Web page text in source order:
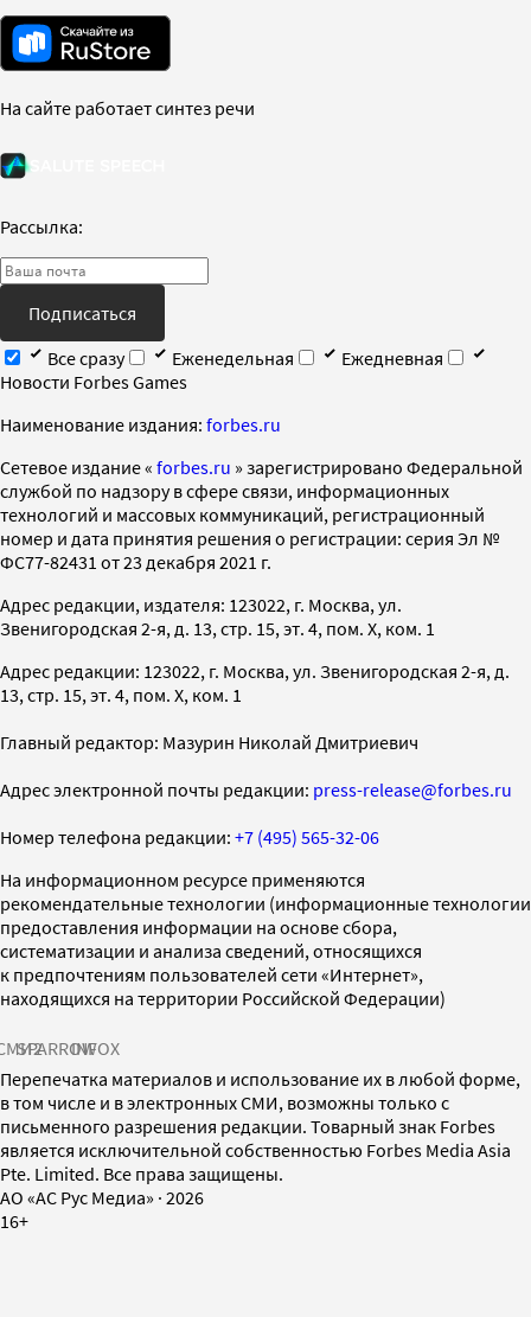
На сайте работает синтез речи
Рассылка:
Подписаться
Все сразу
Еженедельная
Ежедневная
Новости Forbes Games
Наименование издания: forbes.ru
Cетевое издание « forbes.ru » зарегистрировано Федеральной
службой по надзору в сфере связи, информационных
технологий и массовых коммуникаций, регистрационный
номер и дата принятия решения о регистрации: серия Эл №
ФС77-82431 от 23 декабря 2021 г.
Адрес редакции, издателя: 123022, г. Москва, ул.
Звенигородская 2-я, д. 13, стр. 15, эт. 4, пом. X, ком. 1
Адрес редакции: 123022, г. Москва, ул. Звенигородская 2-я, д.
13, стр. 15, эт. 4, пом. X, ком. 1
Главный редактор: Мазурин Николай Дмитриевич
Адрес электронной почты редакции: press-release@forbes.ru
Номер телефона редакции: +7 (495) 565-32-06
На информационном ресурсе применяются
рекомендательные технологии (информационные технологии
предоставления информации на основе сбора,
систематизации и анализа сведений, относящихся
к предпочтениям пользователей сети «Интернет»,
находящихся на территории Российской Федерации)
SPARROWINFOX
Перепечатка материалов и использование их в любой форме,
в том числе и в электронных СМИ, возможны только с
письменного разрешения редакции. Товарный знак Forbes
является исключительной собственностью Forbes Media Asia
Pte. Limited. Все права защищены.
AO «АС Рус Медиа» · 2026
16+